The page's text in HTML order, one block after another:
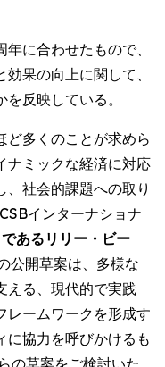
に合わせたもので、
果の向上に関して、
反映している。
ど多くのことが求めら
ナミックな経済に対応
、社会的課題への取り
インターナショナ
あるリリー・ビー
公開草案は、多様な
える、現代的で実践
レームワークを形成す
に協力を呼びかけるも
の草案をご検討いた